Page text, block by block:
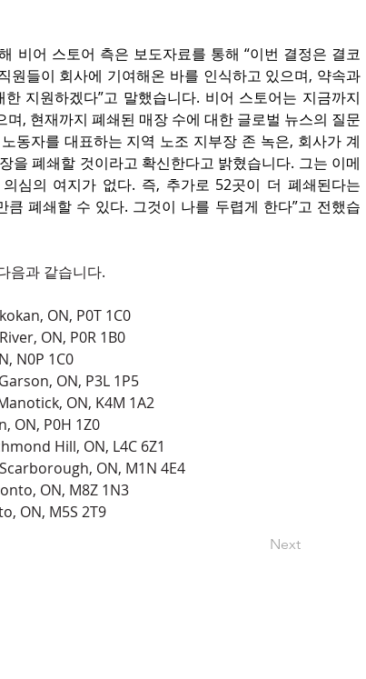
비어 스토어 측은 보도자료를 통해 “이번 결정은 결코
원들이 회사에 기여해온 바를 인식하고 있으며, 약속과
지원하겠다”고 말했습니다. 비어 스토어는 지금까지
, 현재까지 폐쇄된 매장 수에 대한 글로벌 뉴스의 질문
동자를 대표하는 지역 노조 지부장 존 녹은, 회사가 계
을 폐쇄할 것이라고 확신한다고 밝혔습니다. 그는 이메
심의 여지가 없다. 즉, 추가로 52곳이 더 폐쇄된다는
큼 폐쇄할 수 있다. 그것이 나를 두렵게 한다”고 전했습
음과 같습니다.
ON, P0T 1C0
ON, P0R 1B0
N0P 1C0
ON, P3L 1P5
ON, K4M 1A2
ON, P0H 1Z0
Hill, ON, L4C 6Z1
ON, M1N 4E4
ON, M8Z 1N3
ON, M5S 2T9
Next